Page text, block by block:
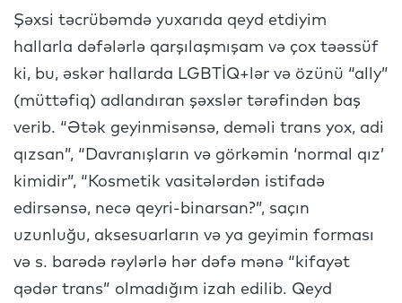
Şəxsi təcrübəmdə yuxarıda qeyd etdiyim
hallarla dəfələrlə qarşılaşmışam və çox təəssüf
ki, bu, əskər hallarda LGBTİQ+lər və özünü “ally”
(müttəfiq) adlandıran şəxslər tərəfindən baş
verib. “Ətək geyinmisənsə, deməli trans yox, adi
qızsan”, “Davranışların və görkəmin ‘normal qız’
kimidir”, “Kosmetik vasitələrdən istifadə
edirsənsə, necə qeyri-binarsan?”, saçın
uzunluğu, aksesuarların və ya geyimin forması
və s. barədə rəylərlə hər dəfə mənə “kifayət
qədər trans” olmadığım izah edilib. Qeyd